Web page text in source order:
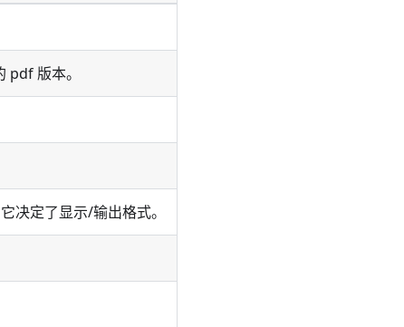
pdf 版本。
决定了显示/输出格式。